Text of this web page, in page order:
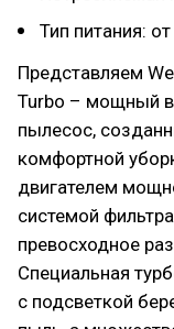
Тип питания:
Представляем
Turbo – мощный
пылесос,
комфортной
двигателем
системой
превосходное
Специальная
с подсветкой